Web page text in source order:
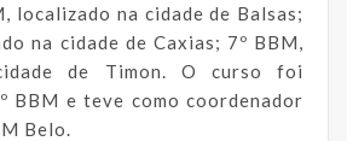
localizado na cidade de Balsas;
na cidade de Caxias; 7º BBM,
de Timon. O curso foi
BBM e teve como coordenador
Belo.